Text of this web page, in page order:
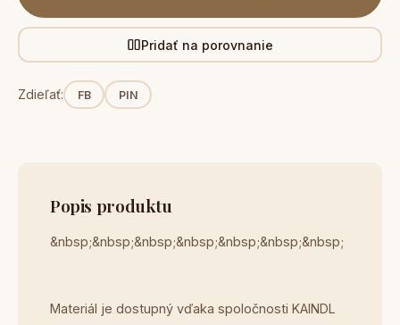
Pridať na porovnanie
Zdieľať: FB PIN
Popis produktu
&nbsp;&nbsp;&nbsp;&nbsp;&nbsp;&nbsp;&nbsp;
Materiál je dostupný vďaka spoločnosti KAINDL